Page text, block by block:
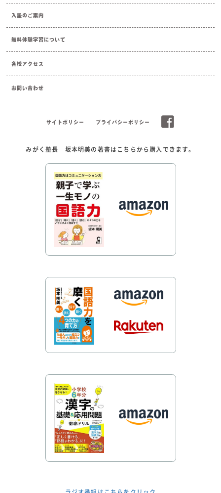
入塾のご案内
無料体験学習について
各校アクセス
お問い合わせ
サイトポリシー プライバシーポリシー
みがく塾長 坂本明美の著書はこちらから購入できます。